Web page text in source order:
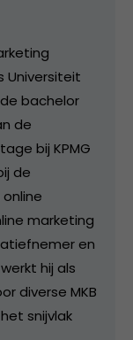
Universiteit
bachelor
de
bij KPMG
de
marketing
en
hij als
diverse MKB
snijvlak